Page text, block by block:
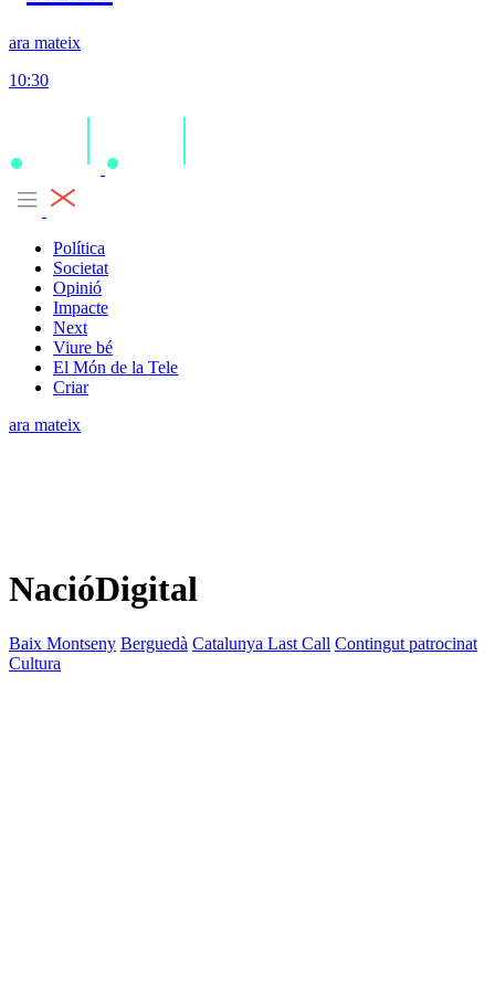
ara mateix
10:30
Política
Societat
Opinió
Impacte
Next
Viure bé
El Món de la Tele
Criar
ara mateix
NacióDigital
Baix Montseny Berguedà Catalunya Last Call Contingut patrocinat
Cultura